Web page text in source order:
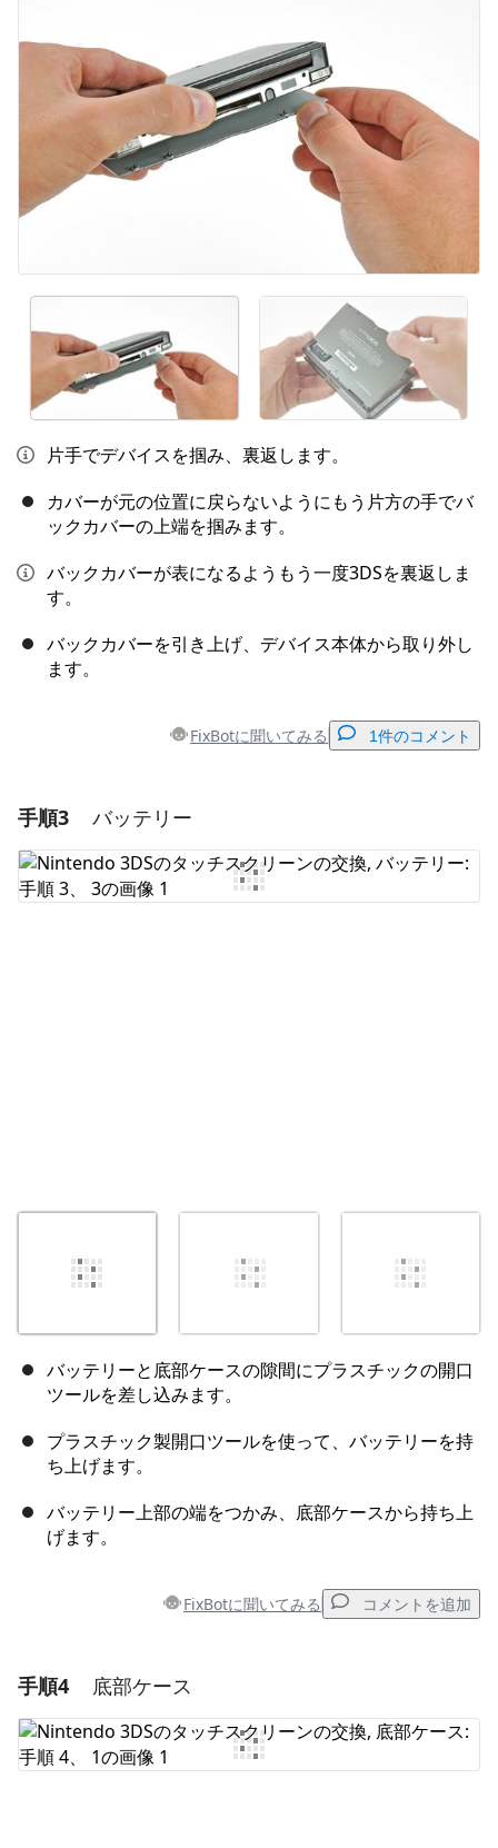
キャンセル
片手でデバイスを掴み、裏返します。
カバーが元の位置に戻らないようにもう片方の手でバ
ックカバーの上端を掴みます。
バックカバーが表になるようもう一度3DSを裏返しま
す。
バックカバーを引き上げ、デバイス本体から取り外し
ます。
FixBotに聞いてみる 1件のコメント
コメントを追加
手順3 バッテリー
バッテリーと底部ケースの隙間にプラスチックの開口
ツールを差し込みます。
プラスチック製開口ツールを使って、バッテリーを持
ち上げます。
バッテリー上部の端をつかみ、底部ケースから持ち上
げます。
FixBotに聞いてみる コメントを追加
コメントを追加
手順4 底部ケース